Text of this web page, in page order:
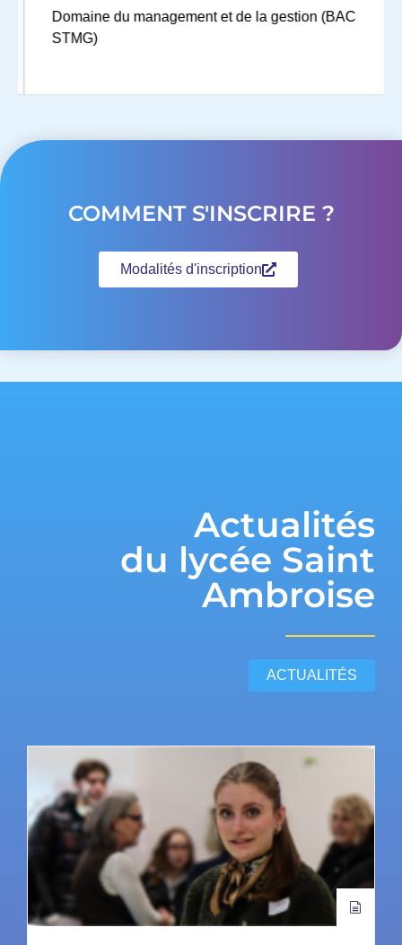
Domaine du management et de la gestion (BAC
STMG)
COMMENT S'INSCRIRE ?
Modalités d'inscription
Actualités
du lycée Saint
Ambroise
ACTUALITÉS